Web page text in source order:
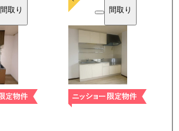
間取り 間取り